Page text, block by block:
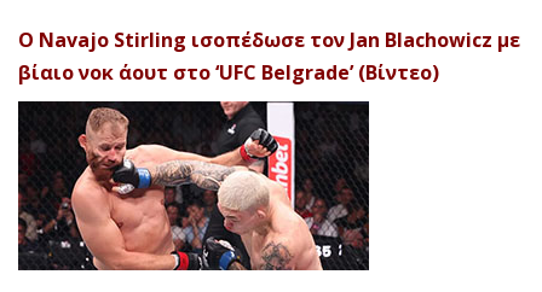
Ο Navajo Stirling ισοπέδωσε τον Jan Blachowicz με
βίαιο νοκ άουτ στο ‘UFC Belgrade’ (Βίντεο)